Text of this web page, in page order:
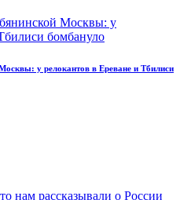
у релокантов в Ереване и Тбилиси